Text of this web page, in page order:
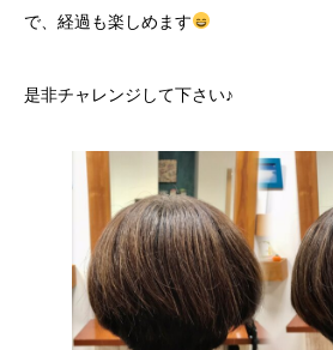
で、経過も楽しめます
是非チャレンジして下さい♪